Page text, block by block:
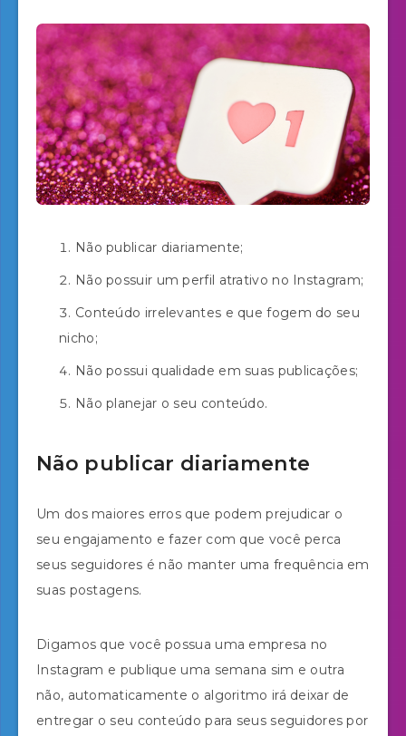
Não publicar diariamente;
Não possuir um perfil atrativo no Instagram;
Conteúdo irrelevantes e que fogem do seu
nicho;
Não possui qualidade em suas publicações;
Não planejar o seu conteúdo.
Não publicar diariamente
Um dos maiores erros que podem prejudicar o
seu engajamento e fazer com que você perca
seus seguidores é não manter uma frequência em
suas postagens.
Digamos que você possua uma empresa no
Instagram e publique uma semana sim e outra
não, automaticamente o algoritmo irá deixar de
entregar o seu conteúdo para seus seguidores por